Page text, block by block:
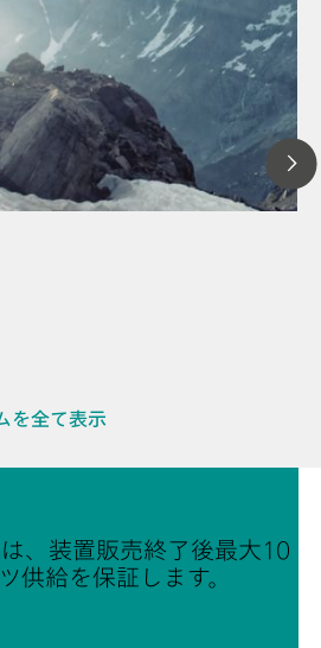
を全て表示
、装置販売終了後最大10
供給を保証します。